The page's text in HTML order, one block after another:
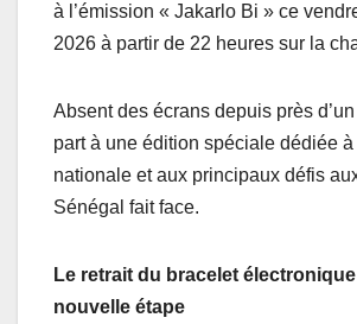
à l’émission « Jakarlo Bi » ce
2026 à partir de 22 heures sur la
Absent des écrans depuis près
part à une édition spéciale dédiée
nationale et aux principaux défis
Sénégal fait face.
Le retrait du bracelet
nouvelle étape